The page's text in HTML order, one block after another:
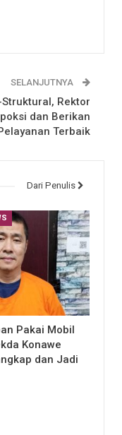
SELANJUTNYA
Rektor
dan Berikan
Terbaik
Dari Penulis
Pakai Mobil
Konawe
dan Jadi